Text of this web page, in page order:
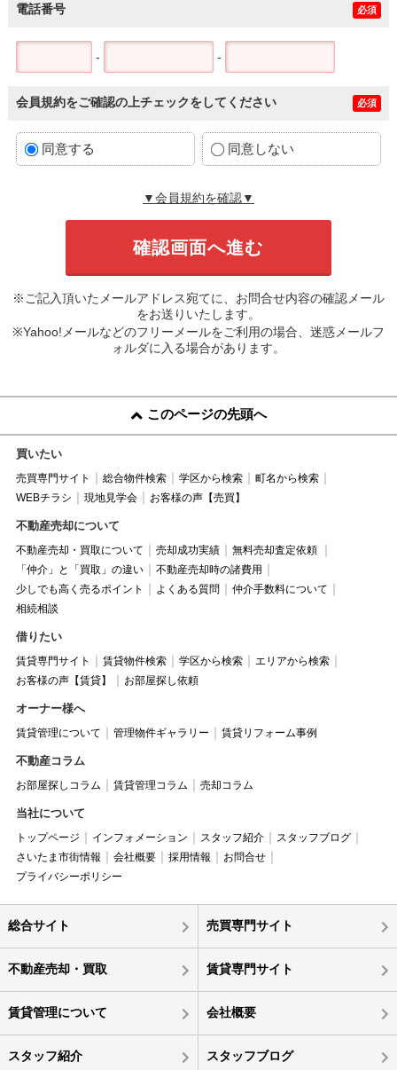
電話番号 必須
- -
会員規約をご確認の上チェックをしてください 必須
同意する 同意しない
▼会員規約を確認▼
※ご記入頂いたメールアドレス宛てに、お問合せ内容の確認メール
をお送りいたします。
※Yahoo!メールなどのフリーメールをご利用の場合、迷惑メールフ
ォルダに入る場合があります。
このページの先頭へ
買いたい
売買専門サイト 総合物件検索 学区から検索
町名から検索
WEBチラシ
現地見学会 お客様の声【売買】
不動産売却について
不動産売却・買取について 売却成功実績
無料売却査定依頼
「仲介」と「買取」の違い
不動産売却時の諸費用
少しでも高く売るポイント
よくある質問
仲介手数料について
相続相談
借りたい
賃貸専門サイト 賃貸物件検索 学区から検索
エリアから検索
お客様の声【賃貸】
お部屋探し依頼
オーナー様へ
賃貸管理について 管理物件ギャラリー 賃貸リフォーム事例
不動産コラム
お部屋探しコラム 賃貸管理コラム 売却コラム
当社について
トップページ インフォメーション スタッフ紹介
スタッフブログ
さいたま市街情報
会社概要 採用情報
お問合せ
プライバシーポリシー
総合サイト 売買専門サイト
不動産売却・買取 賃貸専門サイト
賃貸管理について 会社概要
スタッフ紹介 スタッフブログ